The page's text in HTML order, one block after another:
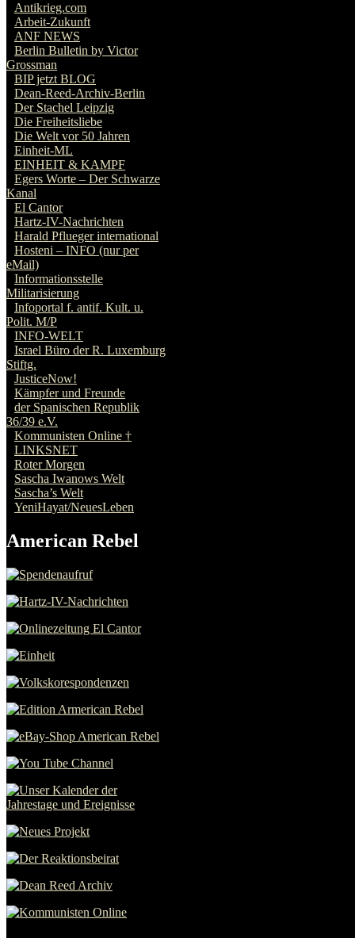
Antikrieg.com
Arbeit-Zukunft
ANF NEWS
Berlin Bulletin by Victor
Grossman
BIP jetzt BLOG
Dean-Reed-Archiv-Berlin
Der Stachel Leipzig
Die Freiheitsliebe
Die Welt vor 50 Jahren
Einheit-ML
EINHEIT & KAMPF
Egers Worte – Der Schwarze
Kanal
El Cantor
Hartz-IV-Nachrichten
Harald Pflueger international
Hosteni – INFO (nur per
eMail)
Informationsstelle
Militarisierung
Infoportal f. antif. Kult. u.
Polit. M/P
INFO-WELT
Israel Büro der R. Luxemburg
Stiftg.
JusticeNow!
Kämpfer und Freunde
der Spanischen Republik
36/39 e.V.
Kommunisten Online †
LINKSNET
Roter Morgen
Sascha Iwanows Welt
Sascha’s Welt
YeniHayat/NeuesLeben
American Rebel